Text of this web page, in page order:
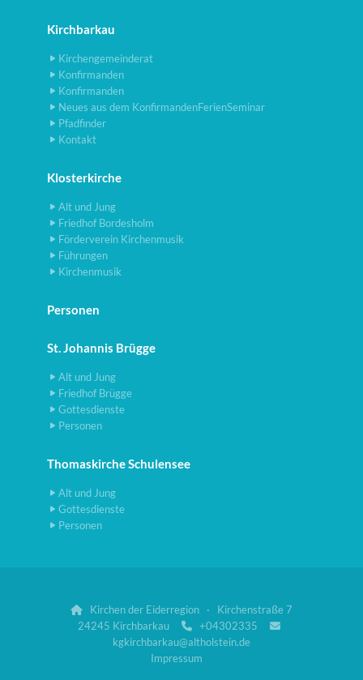
Kirchbarkau
Kirchengemeinderat
Konfirmanden
Konfirmanden
Neues aus dem KonfirmandenFerienSeminar
Pfadfinder
Kontakt
Klosterkirche
Alt und Jung
Friedhof Bordesholm
Förderverein Kirchenmusik
Führungen
Kirchenmusik
Personen
St. Johannis Brügge
Alt und Jung
Friedhof Brügge
Gottesdienste
Personen
Thomaskirche Schulensee
Alt und Jung
Gottesdienste
Personen

Kirchen der Eiderregion · Kirchenstraße 7
24245 Kirchbarkau
 +04302335 
kgkirchbarkau@altholstein.de
Impressum